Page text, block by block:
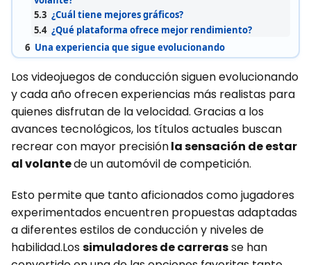
5.3 ¿Cuál tiene mejores gráficos?
5.4 ¿Qué plataforma ofrece mejor rendimiento?
6 Una experiencia que sigue evolucionando
Los videojuegos de conducción siguen evolucionando
y cada año ofrecen experiencias más realistas para
quienes disfrutan de la velocidad. Gracias a los
avances tecnológicos, los títulos actuales buscan
recrear con mayor precisiónla sensación de estar
al volantede un automóvil de competición.
Esto permite que tanto aficionados como jugadores
experimentados encuentren propuestas adaptadas
a diferentes estilos de conducción y niveles de
habilidad.Lossimuladores de carrerasse han